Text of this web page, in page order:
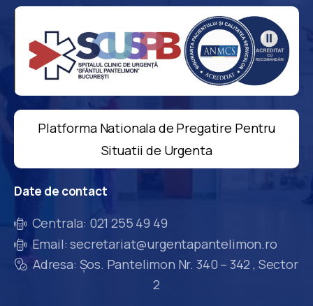
Platforma Nationala de Pregatire Pentru
Situatii de Urgenta
Date de contact
Centrala: 021 255 49 49
Email: secretariat@urgentapantelimon.ro
Adresa: Șos. Pantelimon Nr. 340 – 342 , Sector
2